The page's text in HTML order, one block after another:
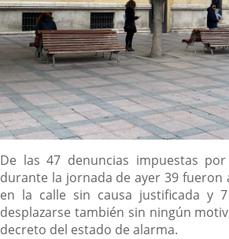
Descripción
De las 47 denuncias impuestas
durante la jornada de ayer 39 fueron
en la calle sin causa justificada y
desplazarse también sin ningún
decreto del estado de alarma.